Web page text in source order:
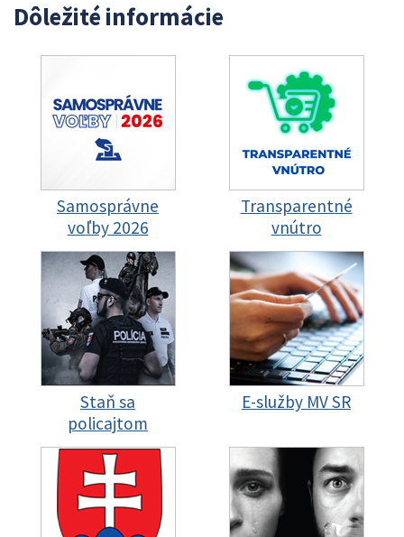
Dôležité informácie
Samosprávne
voľby 2026
Transparentné
vnútro
Staň sa
policajtom
E-služby MV SR